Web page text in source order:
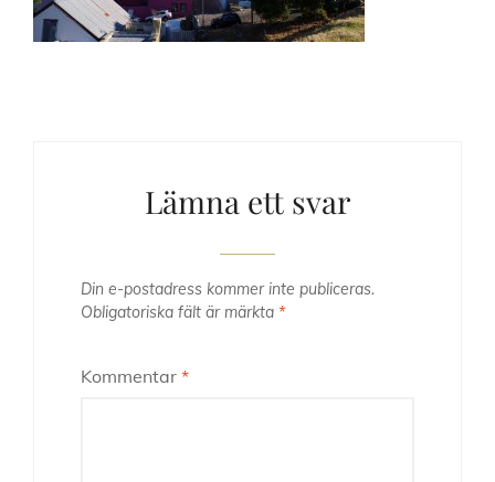
Lämna ett svar
Din e-postadress kommer inte publiceras.
Obligatoriska fält är märkta *
Kommentar *